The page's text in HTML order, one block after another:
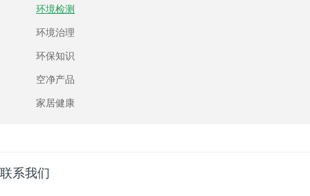
环境检测
环境治理
环保知识
空净产品
家居健康
联系我们